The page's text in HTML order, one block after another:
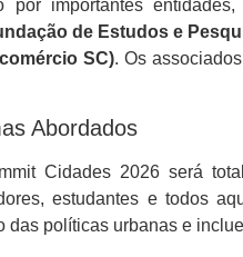
por importantes
de Estudos e
SC). Os
Abordados
Cidades 2026 será
estudantes e todos
das políticas urbanas e